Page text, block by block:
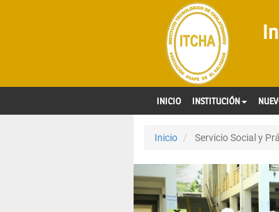
INICIO INSTITUCIÓN
Inicio Servicio Social y